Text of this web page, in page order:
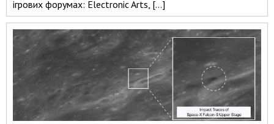
ігрових форумах: Electronic Arts, […]